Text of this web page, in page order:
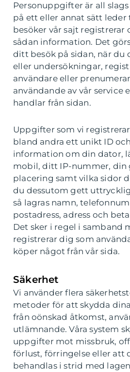
Personuppgifter är all
på ett eller annat sätt leder
besöker vår sajt registrerar
sådan information. Det
ditt besök på sidan, när du
eller undersökningar,
användare eller
användande av vår service
handlar från sidan.
Uppgifter som vi
bland andra ett unikt ID
information om din dator,
mobil, ditt IP-nummer, din
placering samt vilka sidor
du dessutom gett
så lagras namn,
postadress, adress och
Det sker i regel i samband
registrerar dig som
köper något från vår sida.
Säkerhet
Vi använder flera
metoder för att skydda
från oönskad åtkomst,
utlämnande. Våra system
uppgifter mot missbruk,
förlust, förringelse eller att
behandlas i strid med